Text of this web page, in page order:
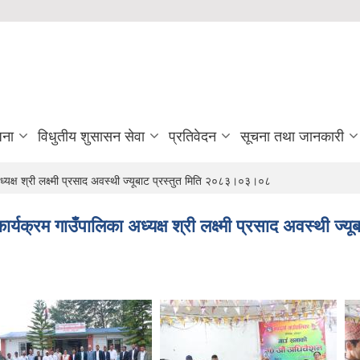
विधुतीय शुसासन सेवा प्रतिवेदन सूचना तथा जानकारी
श्री लक्ष्मी प्रसाद अवस्थी ज्यूबाट प्रस्तुत मिति २०८३।०३।०८
गाउँपालिका अध्यक्ष श्री लक्ष्मी प्रसाद अवस्थी